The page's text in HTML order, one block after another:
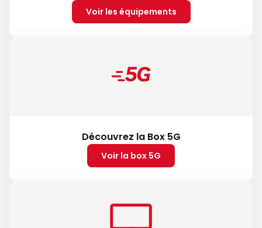
Voir les équipements
Découvrez la Box 5G
Voir la box 5G